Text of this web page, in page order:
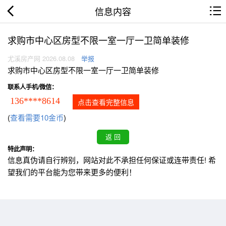
信息内容
求购市中心区房型不限一室一厅一卫简单装修
尤溪房产网 2026.08.08 举报
求购市中心区房型不限一室一厅一卫简单装修
联系人手机/微信：
136****8614 点击查看完整信息
(查看需要10金币)
特此声明：
信息真伪请自行辨别，网站对此不承担任何保证或连带责任! 希
望我们的平台能为您带来更多的便利！